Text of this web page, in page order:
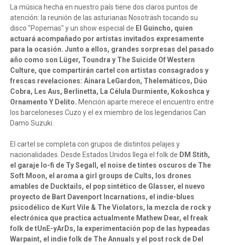
La música hecha en nuestro país tiene dos claros puntos de
atención: la reunión de las asturianas Nosoträsh tocando su
disco "Popemas" y un show especial de El Guincho, quien
actuará acompañado por artistas invitados expresamente
para la ocasión. Junto a ellos, grandes sorpresas del pasado
año como son Lüger, Toundra y The Suicide Of Western
Culture, que compartirán cartel con artistas consagrados y
frescas revelaciones: Ainara LeGardon, Thelemáticos, Dúo
Cobra, Les Aus, Berlinetta, La Célula Durmiente, Kokoshca y
Ornamento Y Delito. Mención aparte merece el encuentro entre
los barceloneses Cuzo y el ex miembro de los legendarios Can
Damo Suzuki.
El cartel se completa con grupos de distintos pelajes y
nacionalidades. Desde Estados Unidos llega el folk de DM Stith,
el garaje lo-fi de Ty Segall, el noise de tintes oscuros de The
Soft Moon, el aroma a girl groups de Cults, los drones
amables de Ducktails, el pop sintético de Glasser, el nuevo
proyecto de Bart Davenport Incarnations, el indie-blues
psicodélico de Kurt Vile & The Violators, la mezcla de rock y
electrónica que practica actualmente Mathew Dear, el freak
folk de tUnE-yArDs, la experimentación pop de las hypeadas
Warpaint, el indie folk de The Annuals y el post rock de Del